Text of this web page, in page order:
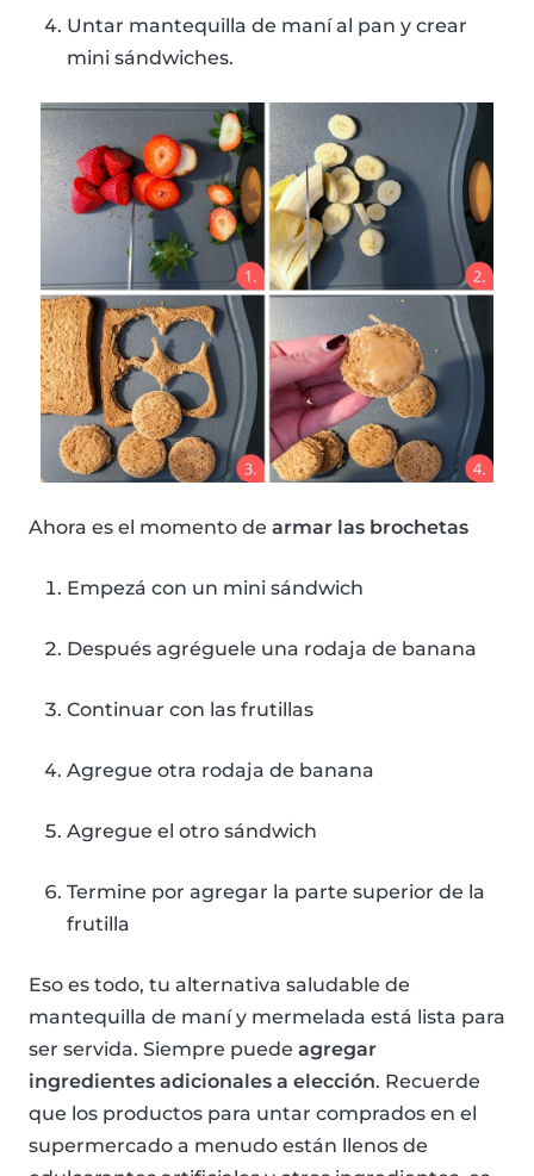
Untar mantequilla de maní al pan y crear
mini sándwiches.
Ahora es el momento de armar las brochetas
Empezá con un mini sándwich
Después agréguele una rodaja de banana
Continuar con las frutillas
Agregue otra rodaja de banana
Agregue el otro sándwich
Termine por agregar la parte superior de la
frutilla
Eso es todo, tu alternativa saludable de
mantequilla de maní y mermelada está lista para
ser servida. Siempre puede agregar
ingredientes adicionales a elección. Recuerde
que los productos para untar comprados en el
supermercado a menudo están llenos de